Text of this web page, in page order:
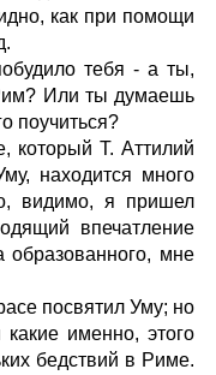
как при помощи
тебя - а ты,
Или ты думаешь
поучиться?
Т. Аттилий
находится много
видимо, я пришел
впечатление
образованного, мне
посвятил Уму; но
именно, этого
бедствий в Риме.